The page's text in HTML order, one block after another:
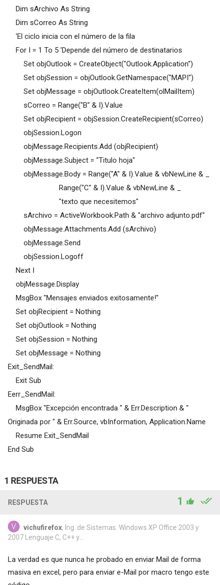
Dim sArchivo As String
Dim sCorreo As String
'El ciclo inicia con el número de la fila
For I = 1 To 5 'Depende del número de destinatarios
Set objOutlook = CreateObject("Outlook.Application")
Set objSession = objOutlook.GetNamespace("MAPI")
Set objMessage = objOutlook.CreateItem(olMailItem)
sCorreo = Range("B" & I).Value
Set objRecipient = objSession.CreateRecipient(sCorreo)
objSession.Logon
objMessage.Recipients.Add (objRecipient)
objMessage.Subject = "Titulo hoja"
objMessage.Body = Range("A" & I).Value & vbNewLine & _
Range("C" & I).Value & vbNewLine & _
"texto que necesitemos"
sArchivo = ActiveWorkbook.Path & "archivo adjunto.pdf"
objMessage.Attachments.Add (sArchivo)
objMessage.Send
objSession.Logoff
Next I
objMessage.Display
MsgBox "Mensajes enviados exitosamente!"
Set objRecipient = Nothing
Set objOutlook = Nothing
Set objSession = Nothing
Set objMessage = Nothing
Exit_SendMail:
Exit Sub
Eerr_SendMail:
MsgBox "Excepción encontrada " & Err.Description & "
Originada por " & Err.Source, vbInformation, Application.Name
Resume Exit_SendMail
End Sub
1 RESPUESTA
RESPUESTA 1
vichufirefox, Ing. de Sistemas. Windows XP Office 2003 y
2007 Lenguaje C, C++ y...
La verdad es que nunca he probado en enviar Mail de forma
masiva en excel, pero para enviar e-Mail por macro tengo este